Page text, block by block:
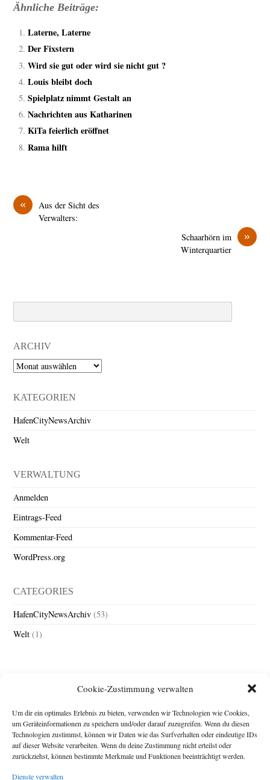
Cookie-Zustimmung verwalten
Um dir ein optimales Erlebnis zu bieten, verwenden wir Technologien wie Cookies,
um Geräteinformationen zu speichern und/oder darauf zuzugreifen. Wenn du diesen
Technologien zustimmst, können wir Daten wie das Surfverhalten oder eindeutige IDs
auf dieser Website verarbeiten. Wenn du deine Zustimmung nicht erteilst oder
zurückziehst, können bestimmte Merkmale und Funktionen beeinträchtigt werden.
Dienste verwalten
Ähnliche Beiträge:
Laterne, Laterne
Der Fixstern
Wird sie gut oder wird sie nicht gut ?
Louis bleibt doch
Spielplatz nimmt Gestalt an
Nachrichten aus Katharinen
KiTa feierlich eröffnet
Rama hilft
«
Aus der Sicht des
Verwalters:
»
Schaarhörn im
Winterquartier
ARCHIV
Archiv
KATEGORIEN
HafenCityNewsArchiv
Welt
VERWALTUNG
Anmelden
Eintrags-Feed
Kommentar-Feed
WordPress.org
CATEGORIES
HafenCityNewsArchiv (53)
Welt (1)
Impressum
Michael Baden,